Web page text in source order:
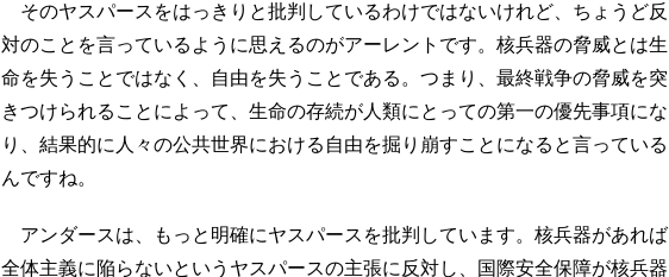
そのヤスパースをはっきりと批判しているわけではないけれど、ちょうど反
対のことを言っているように思えるのがアーレントです。核兵器の脅威とは生
命を失うことではなく、自由を失うことである。つまり、最終戦争の脅威を突
きつけられることによって、生命の存続が人類にとっての第一の優先事項にな
り、結果的に人々の公共世界における自由を掘り崩すことになると言っている
んですね。
アンダースは、もっと明確にヤスパースを批判しています。核兵器があれば
全体主義に陥らないというヤスパースの主張に反対し、国際安全保障が核兵器